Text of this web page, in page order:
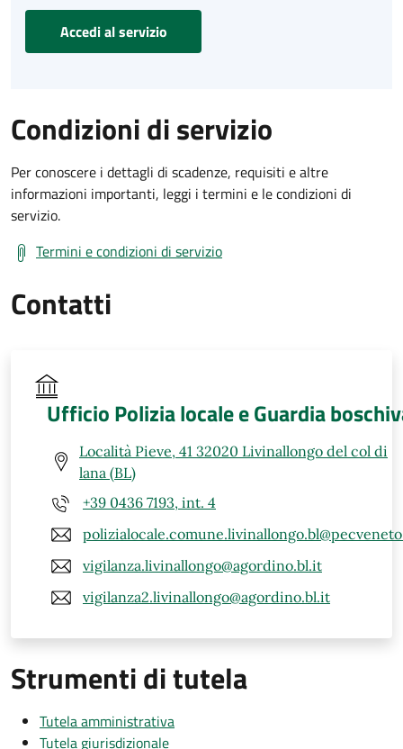
Accedi al servizio
Condizioni di servizio
Per conoscere i dettagli di scadenze, requisiti e altre
informazioni importanti, leggi i termini e le condizioni di
servizio.
Termini e condizioni di servizio
Contatti
Ufficio Polizia locale e Guardia
Località Pieve, 41 32020 Livinallongo del col di
lana (BL)
+39 0436 7193, int. 4
vigilanza.livinallongo@agordino.bl.it
vigilanza2.livinallongo@agordino.bl.it
Strumenti di tutela
Tutela amministrativa
Tutela giurisdizionale